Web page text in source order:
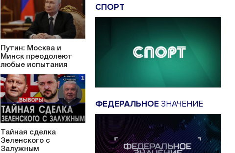
Путин: Москва и
Минск преодолеют
любые испытания
Тайная сделка
Зеленского с
Залужным
СПОРТ
ФЕДЕРАЛЬНОЕ ЗНАЧЕНИЕ